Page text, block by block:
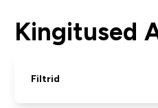
Kingitused
Filtrid